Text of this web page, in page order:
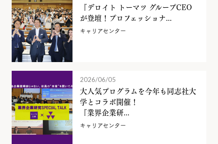
『デロイト トーマツ グループCEO
が登壇！プロフェッショナ...
キャリアセンター
2026/06/05
大人気プログラムを今年も同志社大
学とコラボ開催！
『業界企業研...
キャリアセンター